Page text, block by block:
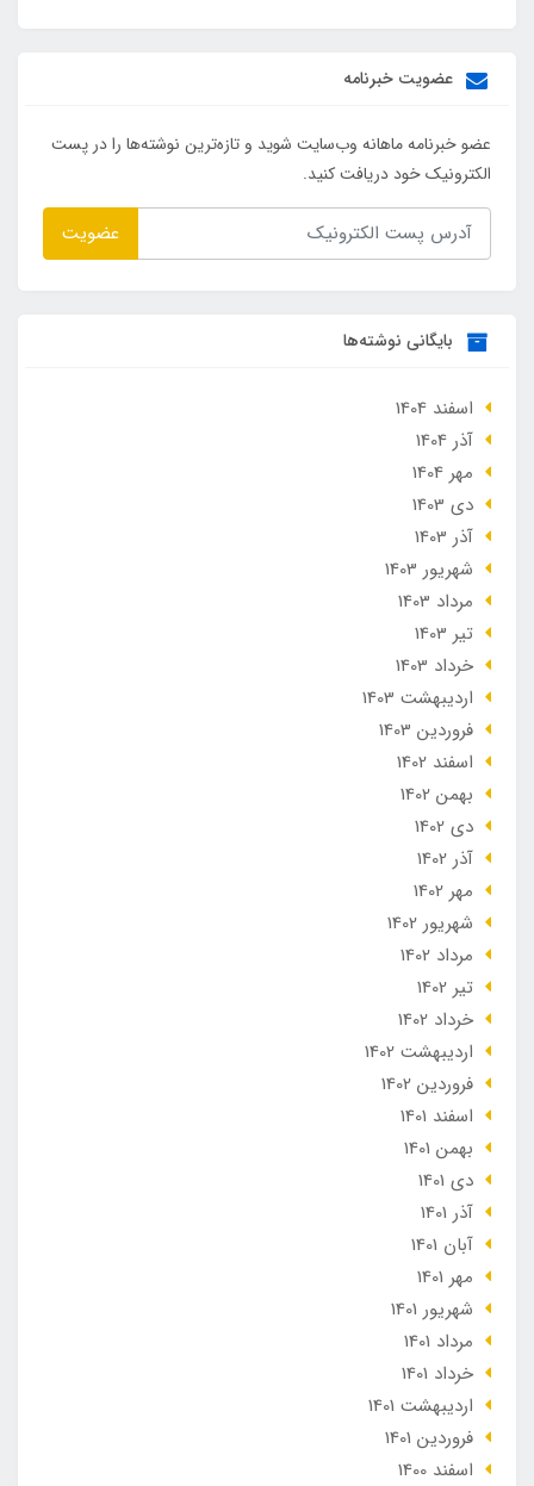
عضویت خبرنامه
عضو خبرنامه ماهانه وب‌سایت شوید و تازه‌ترین نوشته‌ها را در پست
الکترونیک خود دریافت کنید.
عضویت
بایگانی نوشته‌ها
اسفند 1404
آذر 1404
مهر 1404
دی 1403
آذر 1403
شهریور 1403
مرداد 1403
تير 1403
خرداد 1403
ارديبهشت 1403
فروردین 1403
اسفند 1402
بهمن 1402
دی 1402
آذر 1402
مهر 1402
شهریور 1402
مرداد 1402
تير 1402
خرداد 1402
ارديبهشت 1402
فروردین 1402
اسفند 1401
بهمن 1401
دی 1401
آذر 1401
آبان 1401
مهر 1401
شهریور 1401
مرداد 1401
خرداد 1401
ارديبهشت 1401
فروردین 1401
اسفند 1400